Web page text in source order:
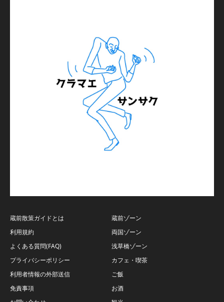
蔵前散策ガイドとは
利用規約
よくある質問(FAQ)
プライバシーポリシー
利用者情報の外部送信
免責事項
蔵前ゾーン
両国ゾーン
浅草橋ゾーン
カフェ・喫茶
ご飯
お酒